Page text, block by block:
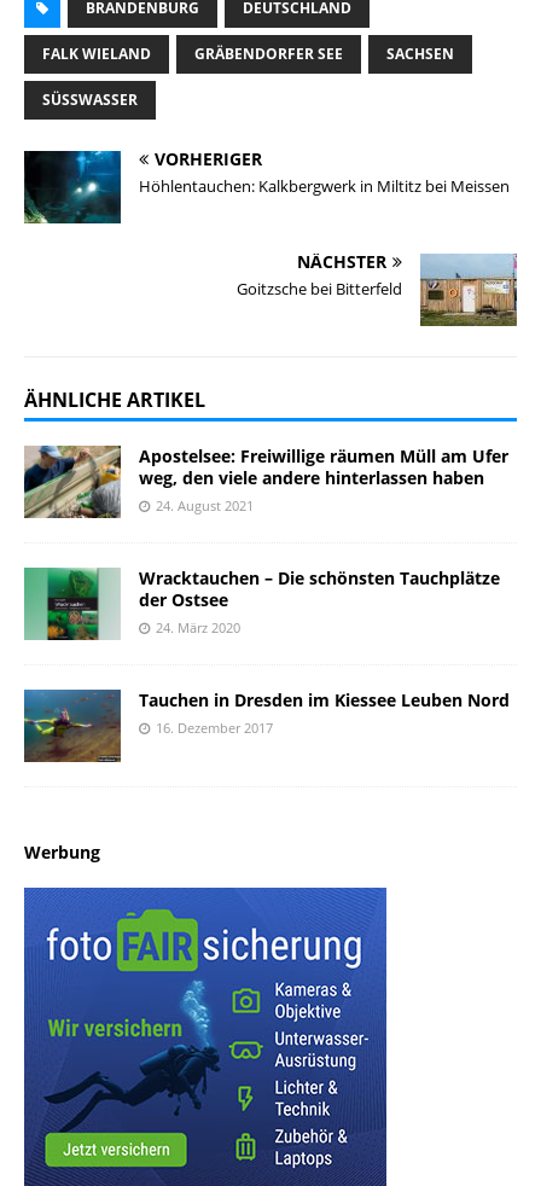
BRANDENBURG DEUTSCHLAND
FALK WIELAND GRÄBENDORFER SEE SACHSEN
SÜSSWASSER
VORHERIGER
Höhlentauchen: Kalkbergwerk in Miltitz bei Meissen
NÄCHSTER
Goitzsche bei Bitterfeld
ÄHNLICHE ARTIKEL
Apostelsee: Freiwillige räumen Müll am Ufer
weg, den viele andere hinterlassen haben
24. August 2021
Wracktauchen – Die schönsten Tauchplätze
der Ostsee
24. März 2020
Tauchen in Dresden im Kiessee Leuben Nord
16. Dezember 2017
Werbung